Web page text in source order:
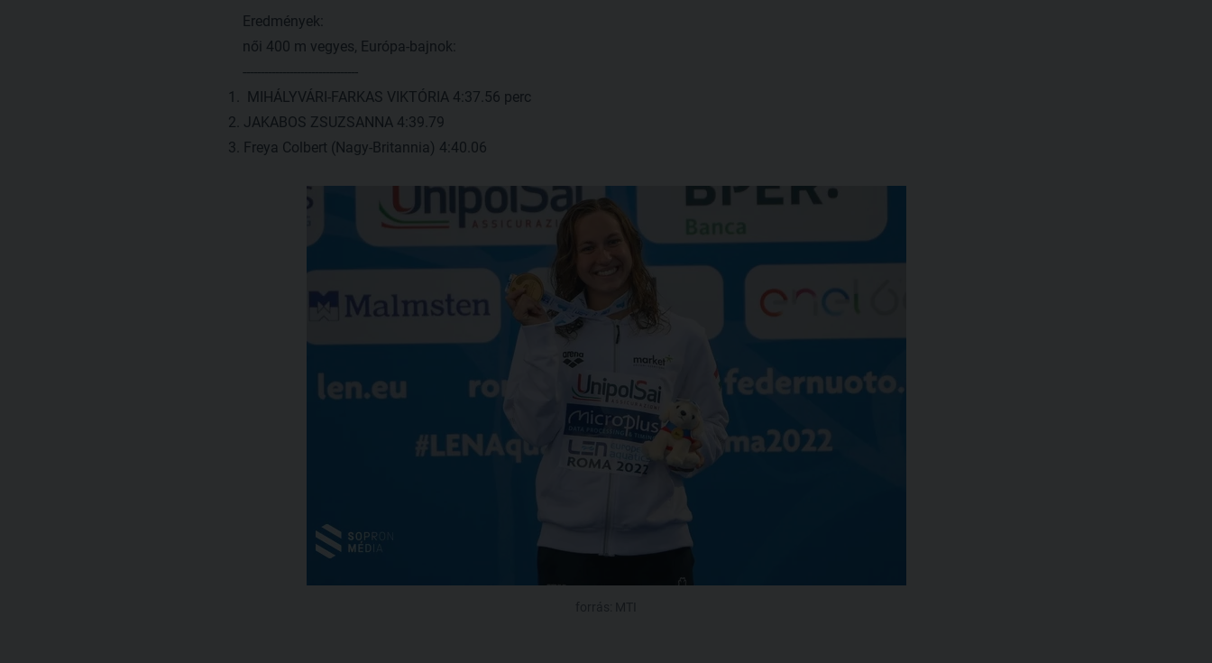
Eredmények:
női 400 m vegyes, Európa-bajnok:
--------------------------------
1. MIHÁLYVÁRI-FARKAS VIKTÓRIA 4:37.56 perc
2. JAKABOS ZSUZSANNA 4:39.79
3. Freya Colbert (Nagy-Britannia) 4:40.06